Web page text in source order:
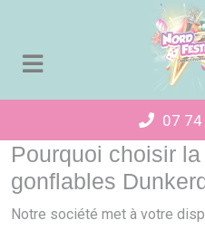
07
Pourquoi choisir
gonflables
Notre société met à votre
Panneau de gestion des cookies